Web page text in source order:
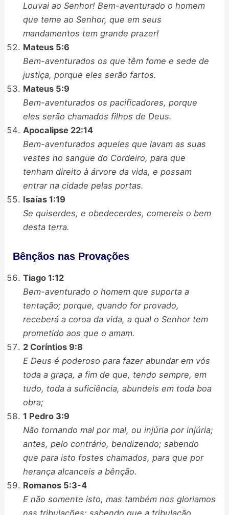
Louvai ao Senhor! Bem-aventurado o homem
que teme ao Senhor, que em seus
mandamentos tem grande prazer!
Mateus 5:6
Bem-aventurados os que têm fome e sede de
justiça, porque eles serão fartos.
Mateus 5:9
Bem-aventurados os pacificadores, porque
eles serão chamados filhos de Deus.
Apocalipse 22:14
Bem-aventurados aqueles que lavam as suas
vestes no sangue do Cordeiro, para que
tenham direito à árvore da vida, e possam
entrar na cidade pelas portas.
Isaías 1:19
Se quiserdes, e obedecerdes, comereis o bem
desta terra.
Bênçãos nas Provações
Tiago 1:12
Bem-aventurado o homem que suporta a
tentação; porque, quando for provado,
receberá a coroa da vida, a qual o Senhor tem
prometido aos que o amam.
2 Coríntios 9:8
E Deus é poderoso para fazer abundar em vós
toda a graça, a fim de que, tendo sempre, em
tudo, toda a suficiência, abundeis em toda boa
obra;
1 Pedro 3:9
Não tornando mal por mal, ou injúria por injúria;
antes, pelo contrário, bendizendo; sabendo
que para isto fostes chamados, para que por
herança alcanceis a bênção.
Romanos 5:3-4
E não somente isto, mas também nos gloriamos